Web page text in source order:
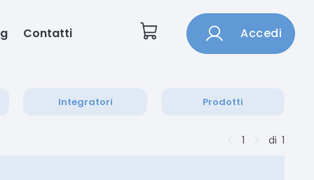
Contatti Accedi
Integratori Prodotti
1 di 1